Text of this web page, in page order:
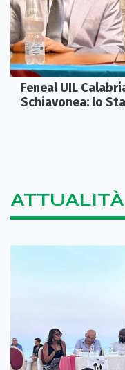
Feneal UIL
Schiavonea: lo
ATTUALITÀ